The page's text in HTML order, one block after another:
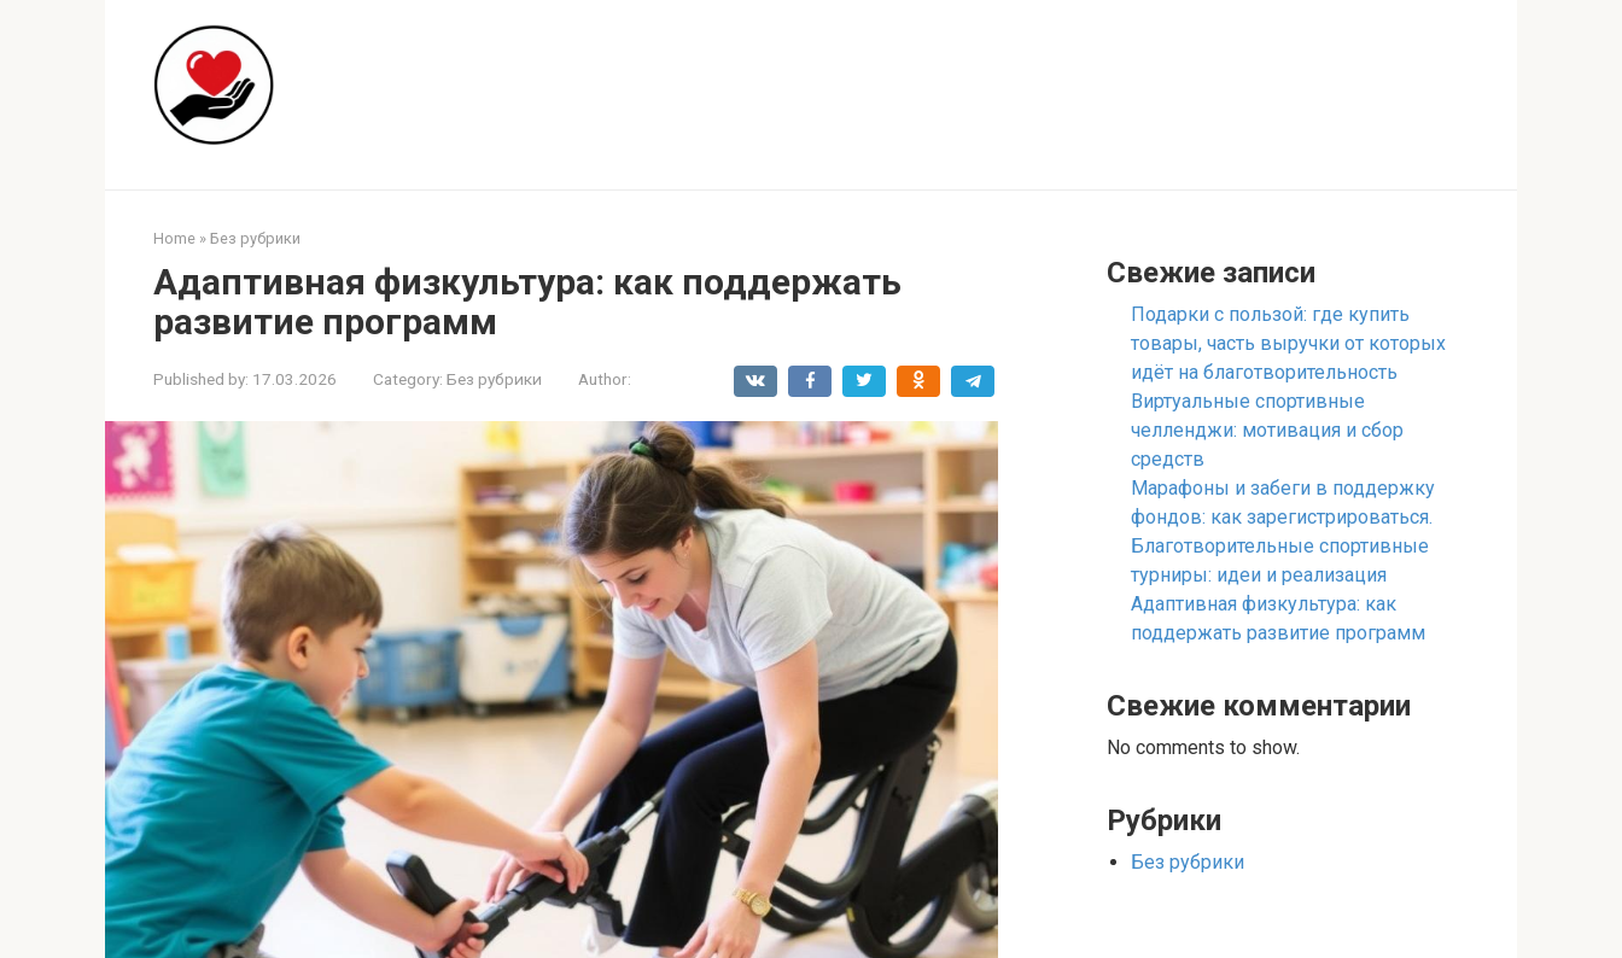
Home » Без рубрики
Адаптивная физкультура: как поддержать
развитие программ
Published by: 17.03.2026 Category: Без рубрики Author:
Свежие записи
Подарки с пользой: где купить
товары, часть выручки от которых
идёт на благотворительность
Виртуальные спортивные
челленджи: мотивация и сбор
средств
Марафоны и забеги в поддержку
фондов: как зарегистрироваться.
Благотворительные спортивные
турниры: идеи и реализация
Адаптивная физкультура: как
поддержать развитие программ
Свежие комментарии
No comments to show.
Рубрики
Без рубрики